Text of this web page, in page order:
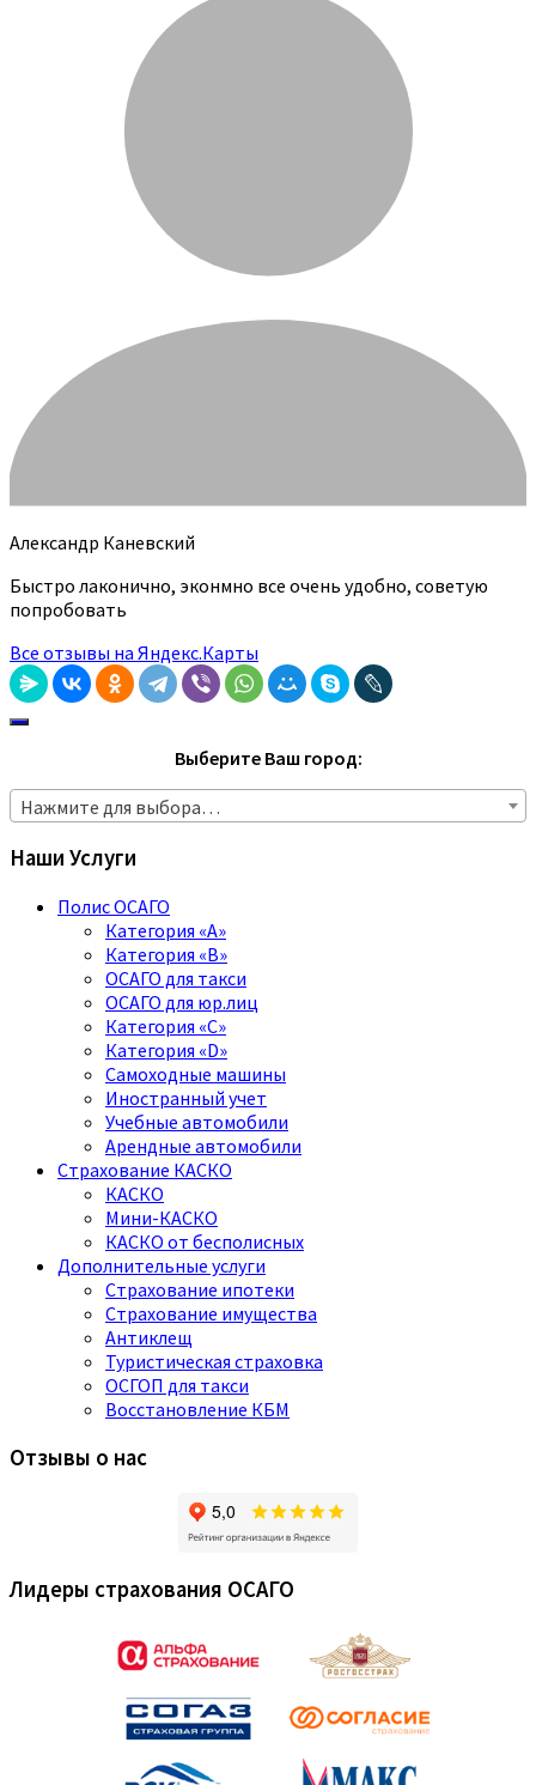
Александр Каневский
Быстро лаконично, эконмно все очень удобно, советую
попробовать
Все отзывы на Яндекс.Карты
Выберите Ваш город:
Нажмите для выбора…
Наши Услуги
Полис ОСАГО
Категория «A»
Категория «B»
ОСАГО для такси
ОСАГО для юр.лиц
Категория «C»
Категория «D»
Самоходные машины
Иностранный учет
Учебные автомобили
Арендные автомобили
Страхование КАСКО
КАСКО
Мини-КАСКО
КАСКО от бесполисных
Дополнительные услуги
Страхование ипотеки
Страхование имущества
Антиклещ
Туристическая страховка
ОСГОП для такси
Восстановление КБМ
Отзывы о нас
Лидеры страхования ОСАГО